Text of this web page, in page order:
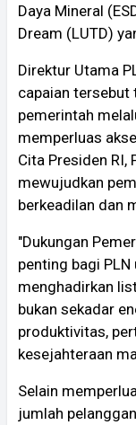
Daya Mineral
Dream (LUTD)
Direktur Utama
capaian tersebut
pemerintah
memperluas
Cita Presiden RI,
mewujudkan
berkeadilan dan
"Dukungan
penting bagi
menghadirkan
bukan sekadar
produktivitas,
kesejahteraan
Selain
jumlah